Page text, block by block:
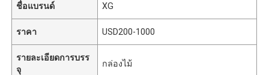
ชื่อแบรนด์ XG
ราคา USD200-1000
รายละเอียดการบรร
จุ
กล่องไม้